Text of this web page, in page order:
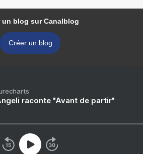
un blog sur Canalblog
Créer un blog
raconte "Avant de partir"